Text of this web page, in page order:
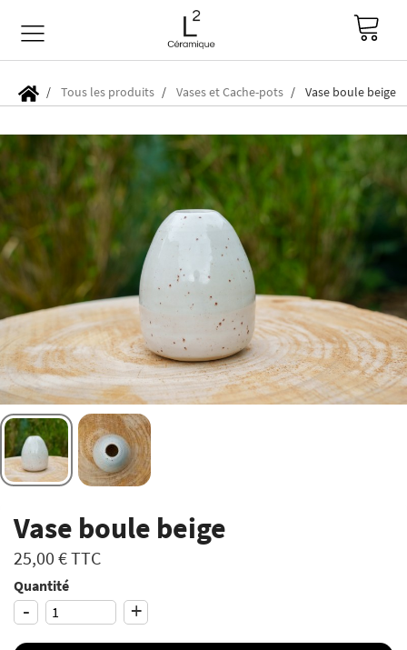
Tous les produits Vases et Cache-pots Vase boule beige
Vase boule beige
25,00 €TTC
Quantité
- +